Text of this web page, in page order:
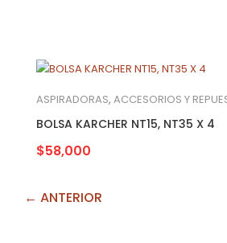
ASPIRADORAS, ACCESORIOS Y
BOLSA KARCHER NT15, NT35 X 4
$58,000
← ANTERIOR